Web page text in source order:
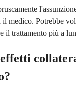
il medico. Potrebbe
il trattamento più a